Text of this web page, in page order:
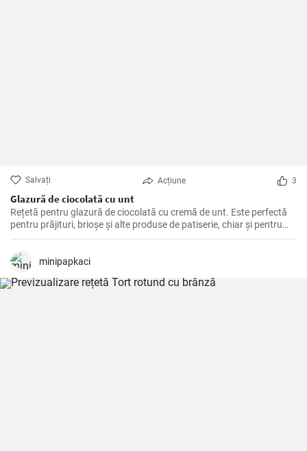
Salvați Acțiune 3
Glazură de ciocolată cu unt
Rețetă pentru glazură de ciocolată cu cremă de unt. Este perfectă
pentru prăjituri, brioșe și alte produse de patiserie, chiar și pentru
fursecuri de casă.
minipapkaci